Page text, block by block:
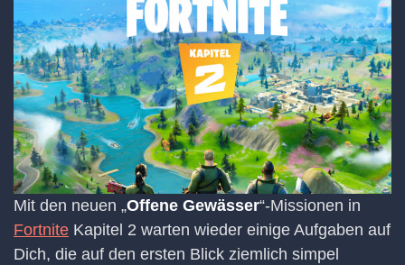
Mit den neuen „Offene Gewässer“-Missionen in
Fortnite Kapitel 2 warten wieder einige Aufgaben auf
Dich, die auf den ersten Blick ziemlich simpel